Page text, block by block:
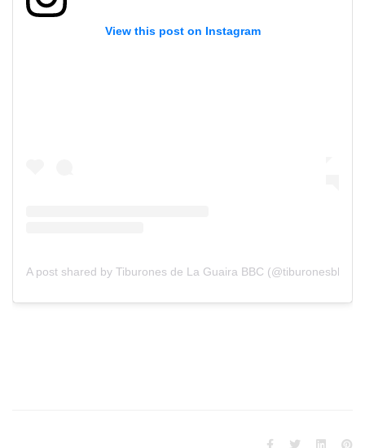
View this post on Instagram
A post shared by Tiburones de La Guaira BBC (@tiburonesbbc)